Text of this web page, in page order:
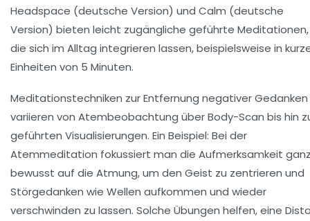
Headspace (deutsche Version) und Calm (deutsche
Version) bieten leicht zugängliche geführte Meditationen,
die sich im Alltag integrieren lassen, beispielsweise in
Einheiten von 5 Minuten.
Meditationstechniken zur Entfernung negativer Gedanken
variieren von Atembeobachtung über Body-Scan bis hin
geführten Visualisierungen. Ein Beispiel: Bei der
Atemmeditation fokussiert man die Aufmerksamkeit
bewusst auf die Atmung, um den Geist zu zentrieren und
Störgedanken wie Wellen aufkommen und wieder
verschwinden zu lassen. Solche Übungen helfen, eine